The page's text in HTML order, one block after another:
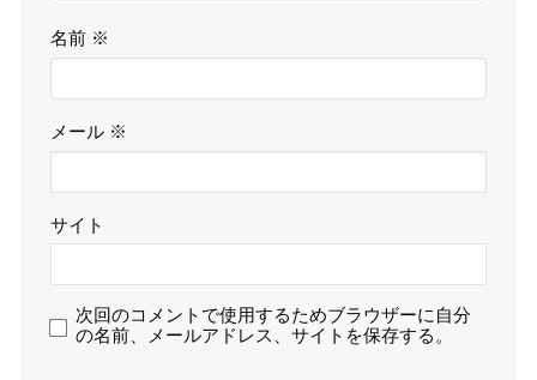
名前 ※
メール ※
サイト
次回のコメントで使用するためブラウザーに自分
の名前、メールアドレス、サイトを保存する。